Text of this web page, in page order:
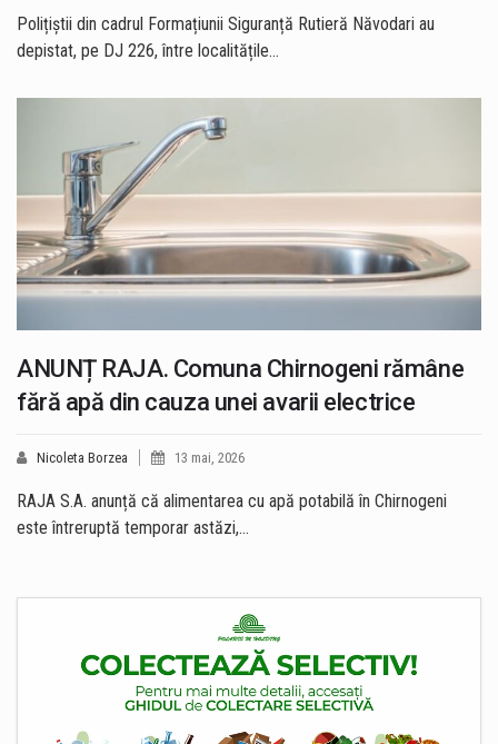
Polițiștii din cadrul Formațiunii Siguranță Rutieră Năvodari au
depistat, pe DJ 226, între localitățile…
ANUNȚ RAJA. Comuna Chirnogeni rămâne
fără apă din cauza unei avarii electrice
Nicoleta Borzea 13 mai, 2026
RAJA S.A. anunță că alimentarea cu apă potabilă în Chirnogeni
este întreruptă temporar astăzi,…